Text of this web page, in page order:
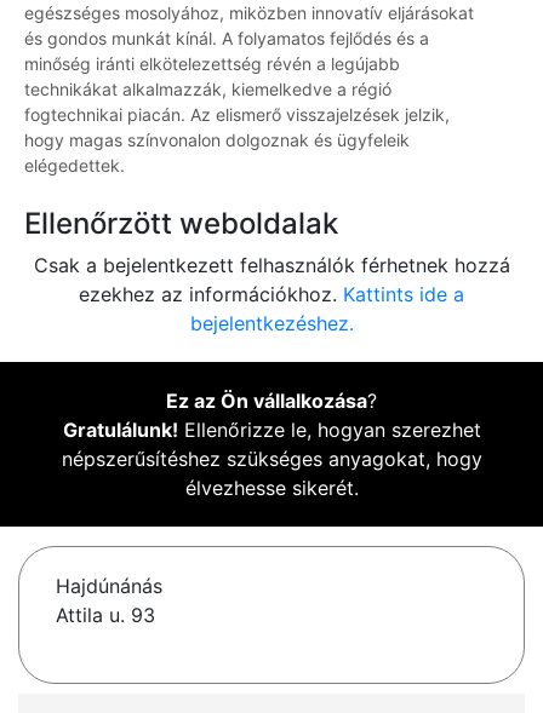
egészséges mosolyához, miközben innovatív eljárásokat
és gondos munkát kínál. A folyamatos fejlődés és a
minőség iránti elkötelezettség révén a legújabb
technikákat alkalmazzák, kiemelkedve a régió
fogtechnikai piacán. Az elismerő visszajelzések jelzik,
hogy magas színvonalon dolgoznak és ügyfeleik
elégedettek.
Ellenőrzött weboldalak
Csak a bejelentkezett felhasználók férhetnek hozzá
ezekhez az információkhoz. Kattints ide a
bejelentkezéshez.
Ez az Ön vállalkozása?
Gratulálunk! Ellenőrizze le, hogyan szerezhet
népszerűsítéshez szükséges anyagokat, hogy
élvezhesse sikerét.
Hajdúnánás
Attila u. 93